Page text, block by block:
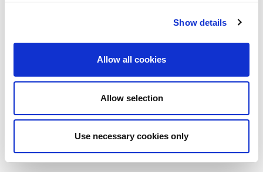
Create una base di patate.
Polpettone alla mortadella